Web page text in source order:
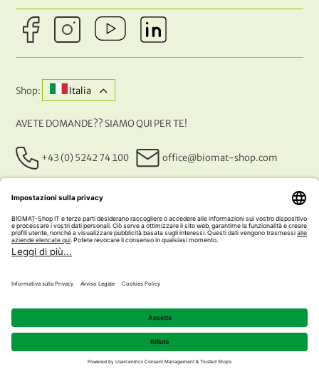
Shop: Italia
AVETE DOMANDE?? SIAMO QUI PER TE!
+43 (0) 5242 74 100 office@biomat-shop.com